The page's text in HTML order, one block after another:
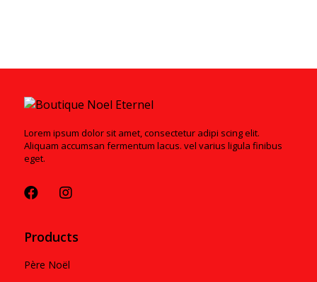
Lorem ipsum dolor sit amet, consectetur adipi scing elit.
Aliquam accumsan fermentum lacus. vel varius ligula finibus
eget.
Products
Père Noël